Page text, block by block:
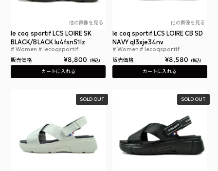
他の画像を見る
ルコックスポルティフ LCS ロワール SK レディー
le coq sportif LCS LOIRE SK
BLACK/BLACK lu4fsn51lz
Women lecoqsportif
販売価格 ¥8,800 税込
カートに入れる
他の画像を見る
le coq sportif LCS LOIRE CB SD
NAVY ql3xje34nv
Women lecoqsportif
販売価格 ¥8,580 税込
カートに入れる
SOLD OUT SOLD OUT